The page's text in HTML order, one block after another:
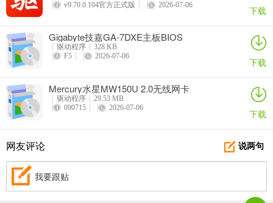
v9.70.0.104官方正式版
2026-07-06 下载
Gigabyte技嘉GA-7DXE主板BIOS
驱动程序
328 KB
F5
2026-07-06 下载
Mercury水星MW150U 2.0无线网卡
驱动程序
29.53 MB
090715
2026-07-06 下载
说两句
网友评论
我要跟贴